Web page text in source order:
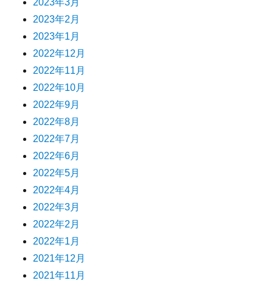
2023年2月
2023年1月
2022年12月
2022年11月
2022年10月
2022年9月
2022年8月
2022年7月
2022年6月
2022年5月
2022年4月
2022年3月
2022年2月
2022年1月
2021年12月
2021年11月